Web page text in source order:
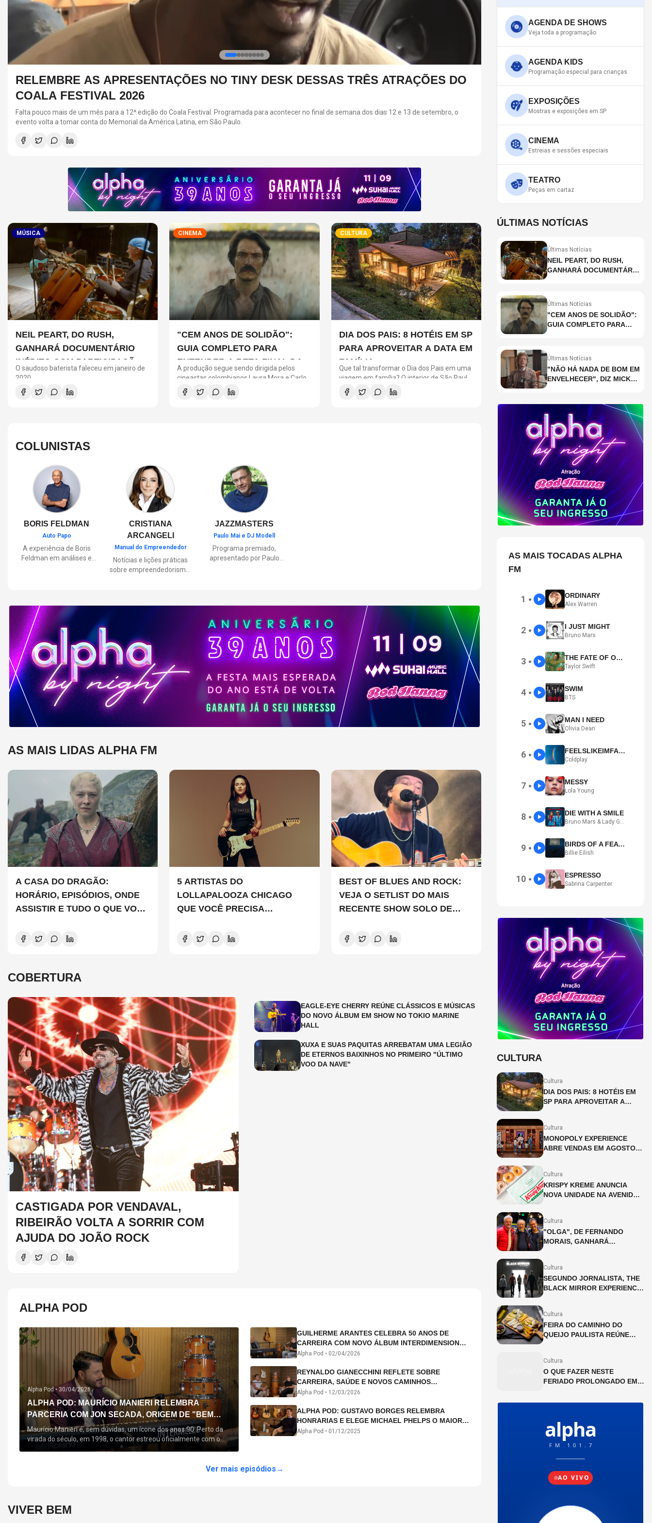
RELEMBRE AS APRESENTAÇÕES NO TINY DESK DESSAS TRÊS ATRAÇÕES DO
COALA FESTIVAL 2026
Falta pouco mais de um mês para a 12ª edição do Coala Festival. Programada para acontecer no final de semana dos dias 12 e 13 de setembro, o
evento volta a tomar conta do Memorial da América Latina, em São Paulo.
A CASA DO DRAGÃO: O
TEMPORADA DO SERIADO?
A terceira temporada de "A Casa do Dragão"
MÚSICA
NEIL PEART, DO RUSH,
GANHARÁ DOCUMENTÁRIO
INÉDITO COM PARTICIPAÇÃO
DE CHAD SMITH, STEWART
COPELAND E DANNY CAREY
O saudoso baterista faleceu em janeiro de
2020
CINEMA
"CEM ANOS DE SOLIDÃO":
GUIA COMPLETO PARA
ENTENDER A RETA FINAL DA
ADAPTAÇÃO DA NETFLIX
A produção segue sendo dirigida pelos
cineastas colombianos Laura Mora e Carlos
Moreno e foi inteiramente filmada na
Colômbia, em espanhol, mantendo o
CULTURA
DIA DOS PAIS: 8 HOTÉIS EM SP
PARA APROVEITAR A DATA EM
FAMÍLIA
Que tal transformar o Dia dos Pais em uma
viagem em família? O interior de São Paulo
reúne hotéis e resorts que combinam
conforto, natureza, gastronomia e
COLUNISTAS
BORIS FELDMAN
Auto Papo
A experiência de Boris
Feldman em análises e
manutenção,
lançamentos, tecnologia e
tudo o que envolve o dia a
dia dos motoristas.
CRISTIANA
ARCANGELI
Manual do Empreendedor
Notícias e lições práticas
sobre empreendedorismo,
JAZZMASTERS
Paulo Mai e DJ Modell
Programa premiado,
apresentado por Paulo
Soul ao House.
Lançamentos e histórias
sobre artistas e
movimentos que
nasceram a partir do jazz
e ajudaram a moldar a
música contemporânea.
AS MAIS LIDAS ALPHA FM
A CASA DO DRAGÃO:
HORÁRIO, EPISÓDIOS, ONDE
ASSISTIR E TUDO O QUE VOCÊ
NOVA TEMPORADA
5 ARTISTAS DO
LOLLAPALOOZA CHICAGO
QUE VOCÊ PRECISA
BEST OF BLUES AND ROCK:
VEJA O SETLIST DO MAIS
RECENTE SHOW SOLO DE
COBERTURA
CASTIGADA POR VENDAVAL,
RIBEIRÃO VOLTA A SORRIR COM
AJUDA DO JOÃO ROCK
EAGLE-EYE CHERRY REÚNE CLÁSSICOS E MÚSICAS
DO NOVO ÁLBUM EM SHOW NO TOKIO MARINE
HALL
XUXA E SUAS PAQUITAS ARREBATAM UMA LEGIÃO
DE ETERNOS BAIXINHOS NO PRIMEIRO "ÚLTIMO
VOO DA NAVE"
ALPHA POD
Alpha Pod • 30/04/2026
ALPHA POD: MAURÍCIO MANIERI RELEMBRA
PARCERIA COM JON SECADA, ORIGEM DE "BEM
QUERER" E MAIS
Maurício Manieri é, sem dúvidas, um ícone dos anos 90. Perto da
virada do século, em 1998, o cantor estreou oficialmente com o
seu primeiro disco, "A Noite Inteira", no qual estão canções que lhe
Querer" e "Minha Menina". Em 2026, o astro segue com o […]
GUILHERME ARANTES CELEBRA 50 ANOS DE
CARREIRA COM NOVO ÁLBUM INTERDIMENSIONAL
E TURNÊ “50 ANOS-LUZ”
Alpha Pod • 02/04/2026
REYNALDO GIANECCHINI REFLETE SOBRE
CARREIRA, SAÚDE E NOVOS CAMINHOS
ARTÍSTICOS NO ALPHA POD
Alpha Pod • 12/03/2026
ALPHA POD: GUSTAVO BORGES RELEMBRA
HONRARIAS E ELEGE MICHAEL PHELPS O MAIOR
ATLETA DA HISTÓRIA
Alpha Pod • 01/12/2025
Ver mais episódios →
VIVER BEM
AGENDA DE SHOWS
Veja toda a programação
AGENDA KIDS
Programação especial para crianças
EXPOSIÇÕES
Mostras e exposições em SP
CINEMA
Estreias e sessões especiais
TEATRO
Peças em cartaz
ÚLTIMAS NOTÍCIAS
Últimas Notícias
NEIL PEART, DO RUSH,
GANHARÁ DOCUMENTÁRIO
SMITH, STEWART
CAREY
Últimas Notícias
"CEM ANOS DE SOLIDÃO":
GUIA COMPLETO PARA
NETFLIX
Últimas Notícias
"NÃO HÁ NADA DE BOM EM
ENVELHECER", DIZ MICK
AS MAIS TOCADAS ALPHA
FM
1 ● ORDINARY
Alex Warren
2 ● I JUST MIGHT
Bruno Mars
3 ● THE FATE OF OPHELIA
Taylor Swift
4 ● SWIM
BTS
5 ● MAN I NEED
Olivia Dean
6 ● FEELSLIKEIMFALLINGINLOVE
Coldplay
7 ● MESSY
Lola Young
8 ● DIE WITH A SMILE
Bruno Mars & Lady Gaga
9 ● BIRDS OF A FEATHER
Billie Eilish
10 ● ESPRESSO
Sabrina Carpenter
CULTURA
Cultura
DIA DOS PAIS: 8 HOTÉIS EM
SP PARA APROVEITAR A
Cultura
MONOPOLY EXPERIENCE
ABRE VENDAS EM AGOSTO
Cultura
KRISPY KREME ANUNCIA
NOVA UNIDADE NA AVENIDA
Cultura
"OLGA", DE FERNANDO
MORAIS, GANHARÁ
Cultura
SEGUNDO JORNALISTA, THE
BLACK MIRROR EXPERIENCE
Cultura
FEIRA DO CAMINHO DO
QUEIJO PAULISTA REÚNE
Cultura
O QUE FAZER NESTE
FERIADO PROLONGADO EM